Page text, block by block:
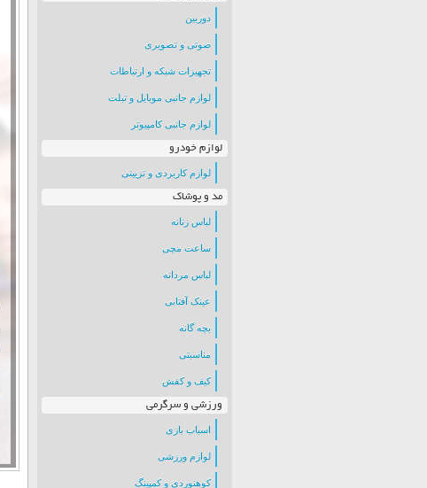
دوربین
صوتی و تصویری
تجهیزات شبکه و ارتباطات
لوازم جانبی موبایل و تبلت
لوازم جانبی کامپیوتر
لوازم خودرو
لوازم کاربردی و تزیینی
مد و پوشاک
لباس زنانه
ساعت مچی
لباس مردانه
عینک آفتابی
بچه گانه
مناسبتی
کیف و کفش
ورزشی و سرگرمی
اسباب بازی
لوازم ورزشی
کوهنوردی و کمپینگ